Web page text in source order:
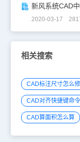
新风系统CAD
2020-03-17
相关搜索
CAD标注尺寸怎么
CAD对齐快捷键命令
CAD算面积怎么算